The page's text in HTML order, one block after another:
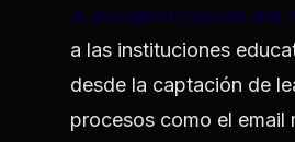
4. Automatización del
a las instituciones
desde la captación de
procesos como el email